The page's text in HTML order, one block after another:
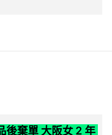
後棄單 大阪女 2 年